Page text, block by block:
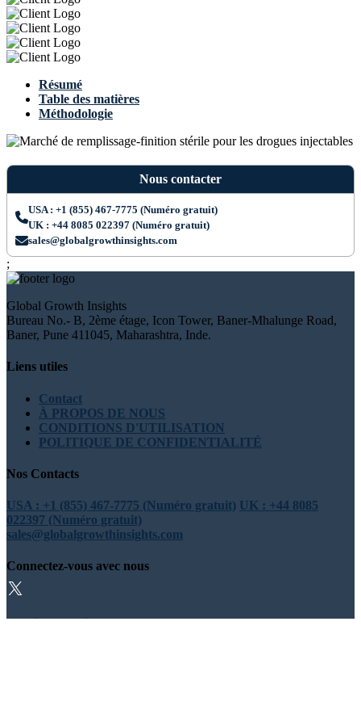
Résumé
Table des matières
Méthodologie
Nous contacter
USA : +1 (855) 467-7775 (Numéro gratuit)
UK : +44 8085 022397 (Numéro gratuit)
sales@globalgrowthinsights.com
;
Global Growth Insights
Bureau No.- B, 2ème étage, Icon Tower, Baner-Mhalunge Road,
Baner, Pune 411045, Maharashtra, Inde.
Liens utiles
Contact
À PROPOS DE NOUS
CONDITIONS D'UTILISATION
POLITIQUE DE CONFIDENTIALITÉ
Nos Contacts
USA : +1 (855) 467-7775 (Numéro gratuit) UK : +44 8085
022397 (Numéro gratuit)
sales@globalgrowthinsights.com
Connectez-vous avec nous
Confiance en ligne